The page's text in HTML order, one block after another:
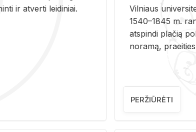
ir at­ver­ti lei­di­niai.
Vil­niaus
1540–1845 m.
at­spin­di pla­čią
no­ra­mą,
PERŽIŪRĖTI